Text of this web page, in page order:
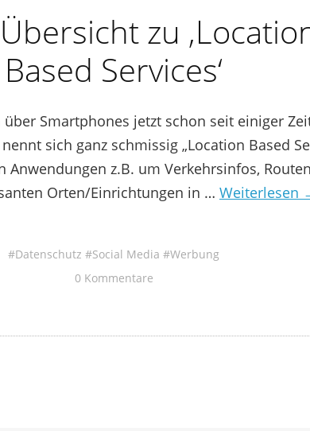
zu
Based Services‘
Smartphones jetzt schon seit einiger
sich ganz schmissig „Location Based
Anwendungen z.B. um Verkehrsinfos,
Orten/Einrichtungen in … Weiterlesen
Datenschutz Social Media
Werbung
0 Kommentare